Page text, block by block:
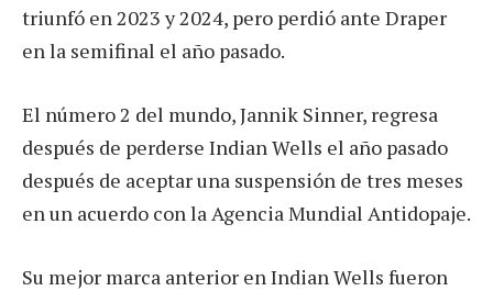
triunfó en 2023 y 2024, pero perdió ante Draper
en la semifinal el año pasado.
El número 2 del mundo, Jannik Sinner, regresa
después de perderse Indian Wells el año pasado
después de aceptar una suspensión de tres meses
en un acuerdo con la Agencia Mundial Antidopaje.
Su mejor marca anterior en Indian Wells fueron